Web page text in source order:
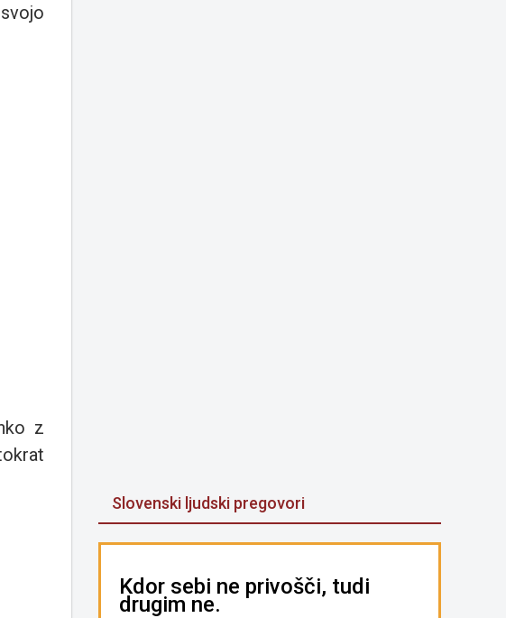
z
Slovenski ljudski pregovori
Kdor sebi ne privošči, tudi
drugim ne.